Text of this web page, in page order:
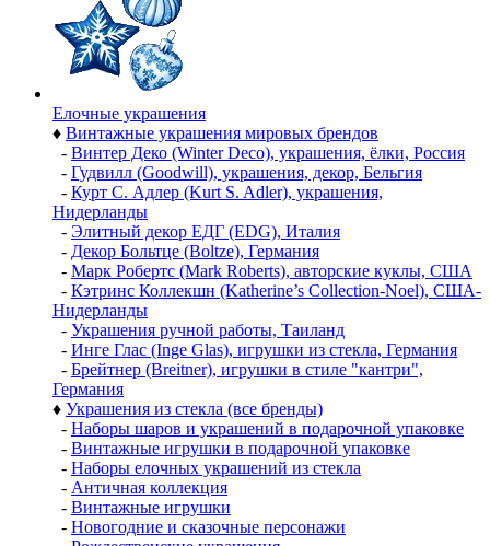
Елочные украшения
♦ Винтажные украшения мировых брендов
- Винтер Деко (Winter Deco), украшения, ёлки, Россия
- Гудвилл (Goodwill), украшения, декор, Бельгия
- Курт С. Адлер (Kurt S. Adler), украшения,
Нидерланды
- Элитный декор ЕДГ (EDG), Италия
- Декор Больтце (Boltze), Германия
- Марк Робертс (Mark Roberts), авторские куклы, США
- Кэтринс Коллекшн (Katherine’s Collection-Noel), США-
Нидерланды
- Украшения ручной работы, Таиланд
- Инге Глас (Inge Glas), игрушки из стекла, Германия
- Брейтнер (Breitner), игрушки в стиле "кантри",
Германия
♦ Украшения из стекла (все бренды)
- Наборы шаров и украшений в подарочной упаковке
- Винтажные игрушки в подарочной упаковке
- Наборы елочных украшений из стекла
- Античная коллекция
- Винтажные игрушки
- Новогодние и сказочные персонажи